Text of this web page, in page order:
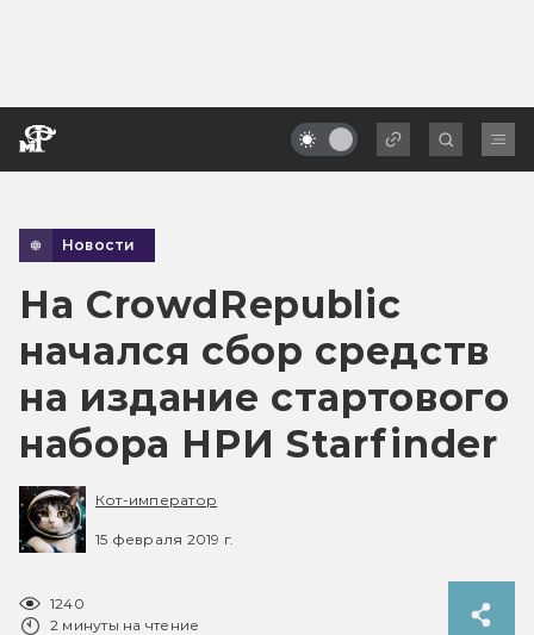
Новости
На CrowdRepublic
начался сбор средств
на издание стартового
набора НРИ Starfinder
Кот-император
15 февраля 2019 г.
1240
2 минуты на чтение